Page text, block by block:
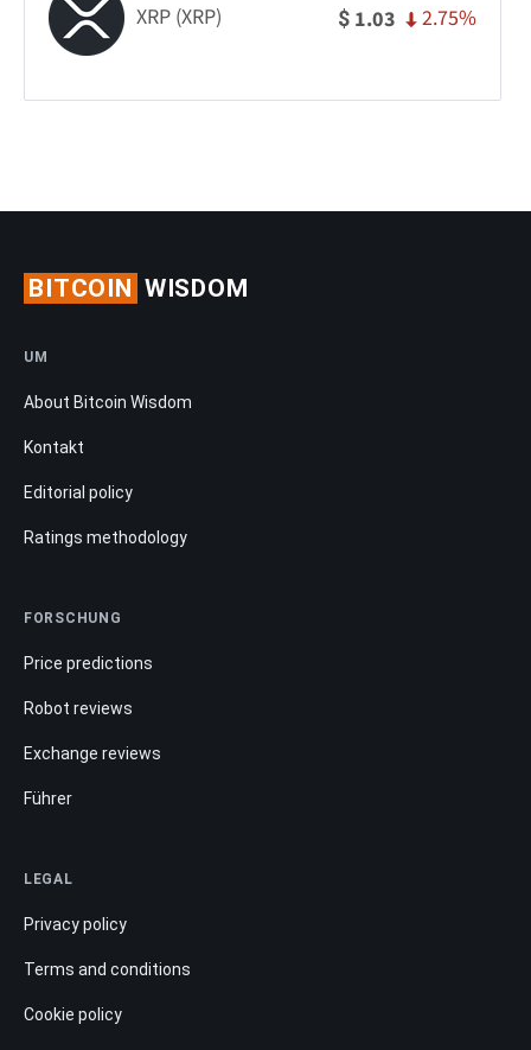
XRP (XRP) $ 1.03 2.75%
BITCOIN WISDOM
UM
About Bitcoin Wisdom
Kontakt
Editorial policy
Ratings methodology
FORSCHUNG
Price predictions
Robot reviews
Exchange reviews
Führer
LEGAL
Privacy policy
Terms and conditions
Cookie policy